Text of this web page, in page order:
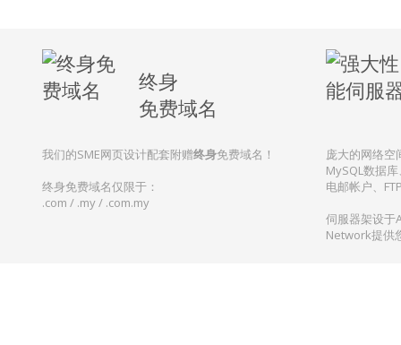
终身
免费域名
我们的SME网页设计配套附赠终身免费域名！
终身免费域名仅限于：
.com / .my / .com.my
庞大的网络空
MySQL数据
电邮帐户、
伺服器架设于
Network提供